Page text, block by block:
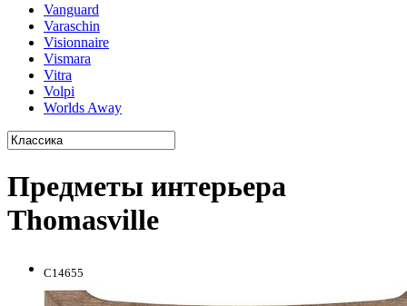
Vanguard
Varaschin
Visionnaire
Vismara
Vitra
Volpi
Worlds Away
Предметы интерьера
Thomasville
C14655